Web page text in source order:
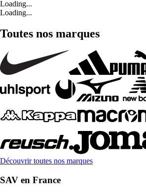
Loading...
Loading...
Toutes nos marques
Découvrir toutes nos marques
SAV en France